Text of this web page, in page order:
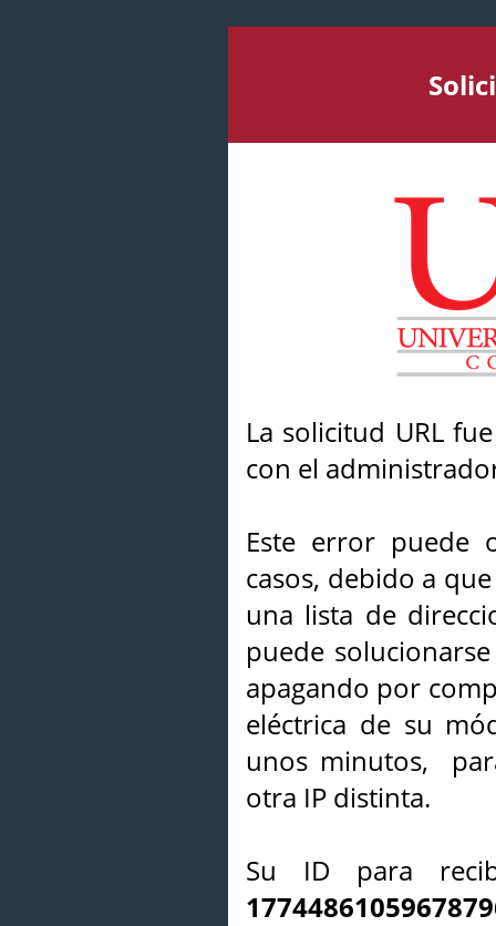
La solicitud URL
con el
Este error puede
casos, debido a
una lista de
puede
apagando por
eléctrica de su
unos minutos,
otra IP distinta.
Su ID para